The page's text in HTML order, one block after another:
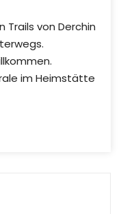
Trails von Derchin
im Heimstätte